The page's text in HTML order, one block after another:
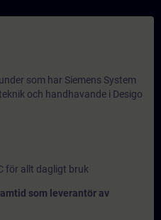
som har Siemens System
och handhavande i Desigo
för allt dagligt bruk
som leverantör av